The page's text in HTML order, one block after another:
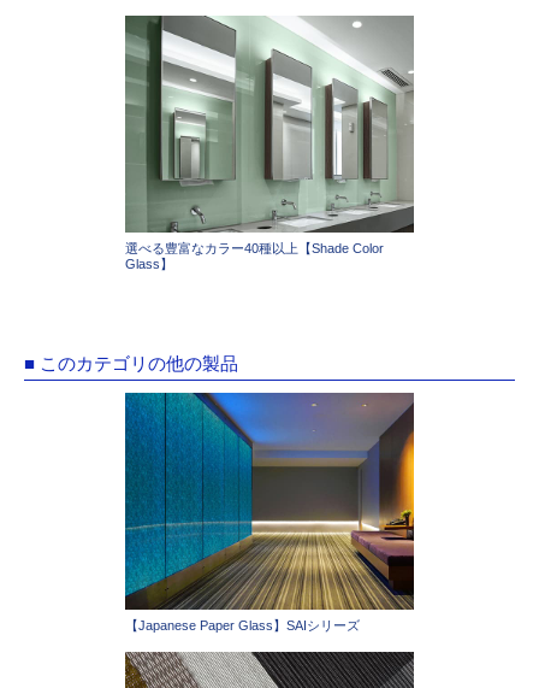
選べる豊富なカラー40種以上【Shade Color
Glass】
■ このカテゴリの他の製品
【Japanese Paper Glass】SAIシリーズ